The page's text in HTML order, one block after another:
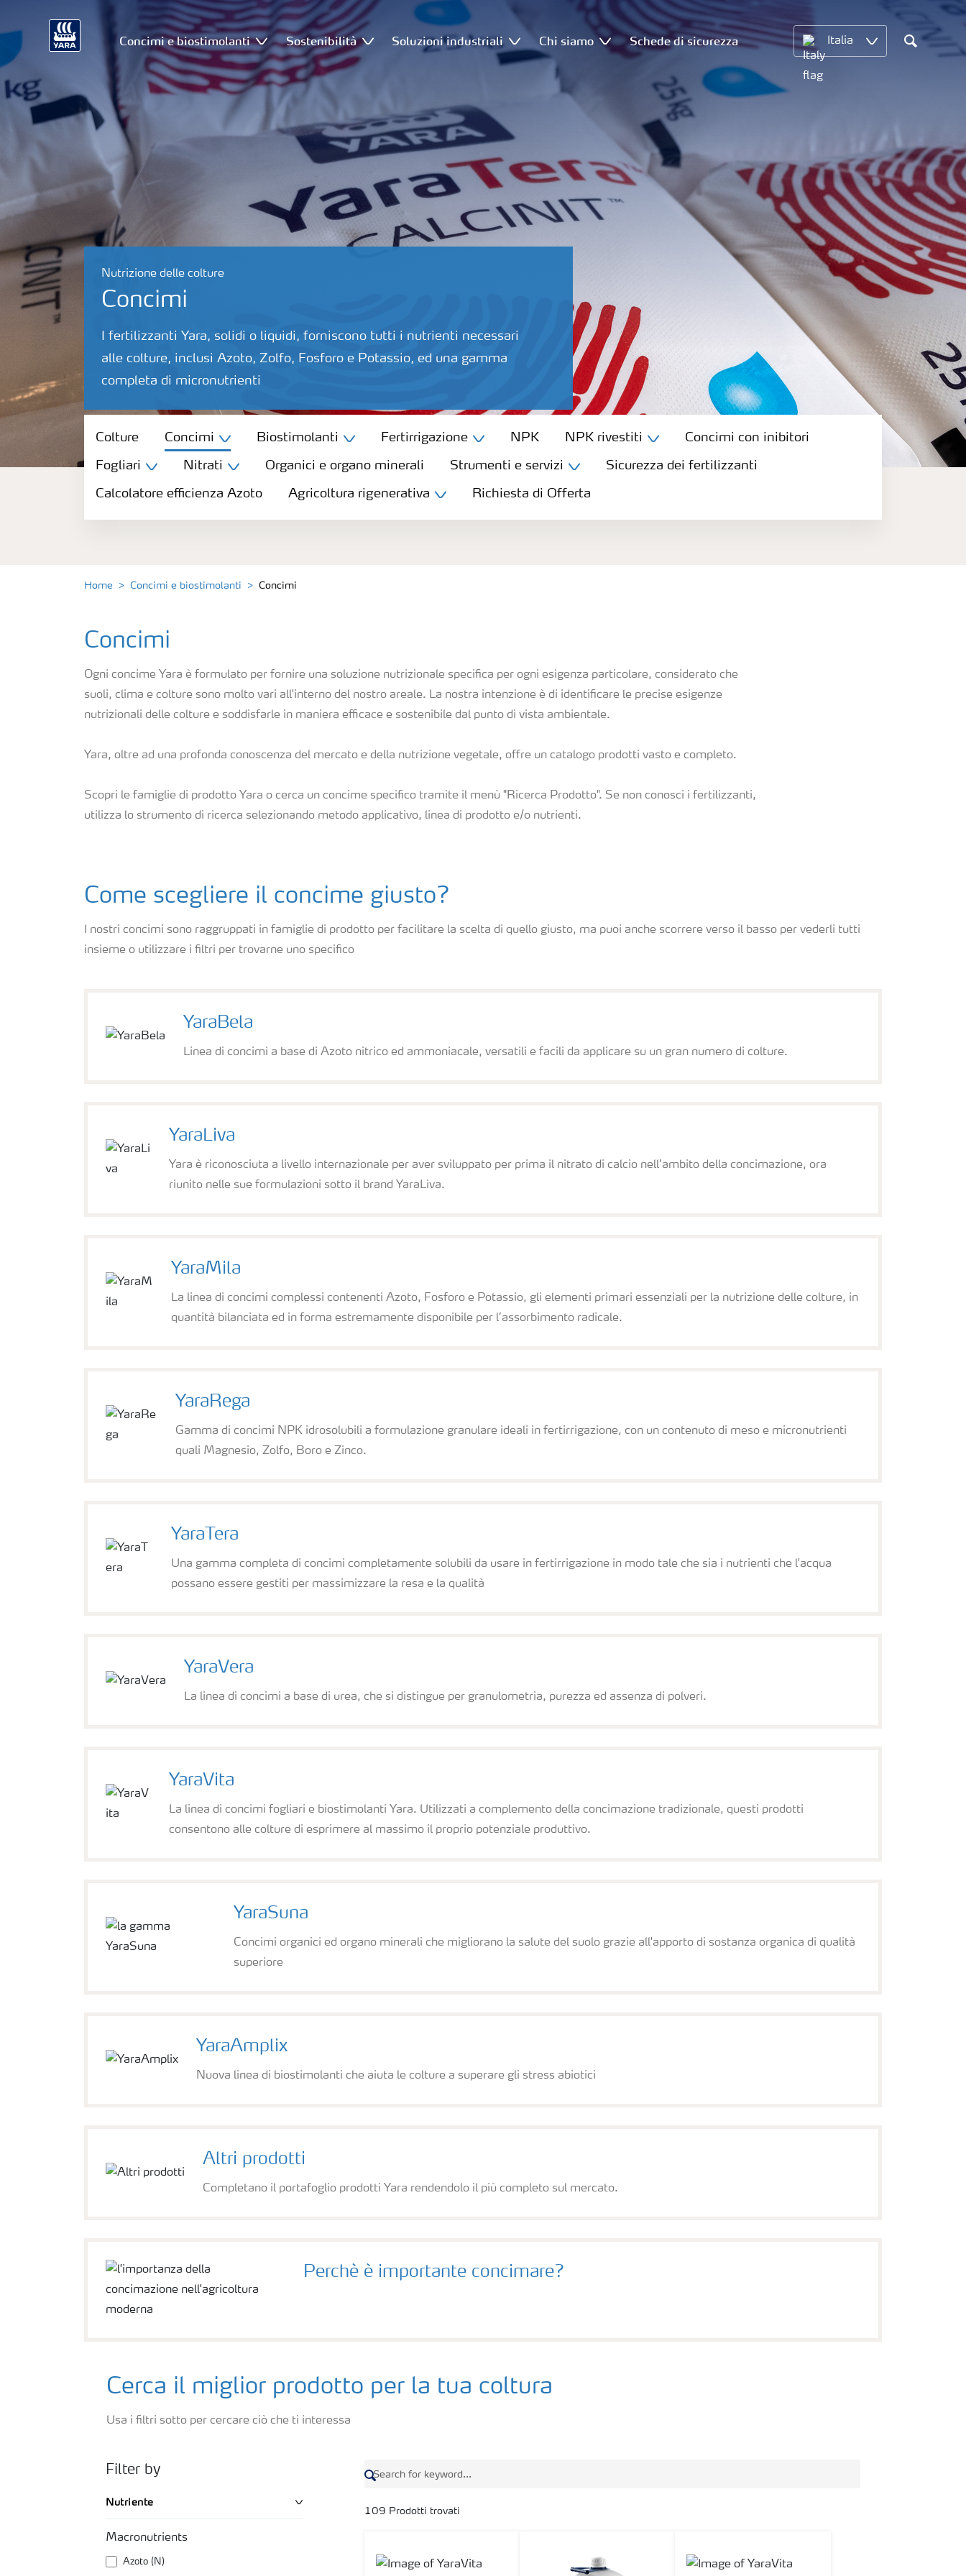
Concimi e biostimolanti Sostenibilità Soluzioni industriali Chi siamo Schede di sicurezza Italia
Search
Nutrizione delle colture
Concimi
I fertilizzanti Yara, solidi o liquidi, forniscono tutti i nutrienti necessari
alle colture, inclusi Azoto, Zolfo, Fosforo e Potassio, ed una gamma
completa di micronutrienti
Colture
Concimi con inibitori
Fogliari
Strumenti e servizi
Sicurezza dei fertilizzanti
Agricoltura rigenerativa
Colture Concimi Biostimolanti Fertirrigazione NPK NPK rivestiti Concimi con inibitori
Fogliari Nitrati Organici e organo minerali Strumenti e servizi Sicurezza dei fertilizzanti
Calcolatore efficienza Azoto Agricoltura rigenerativa Richiesta di Offerta
Home Concimi e biostimolanti Concimi
Concimi
Ogni concime Yara è formulato per fornire una soluzione nutrizionale specifica per ogni esigenza particolare, considerato che
suoli, clima e colture sono molto vari all'interno del nostro areale. La nostra intenzione è di identificare le precise esigenze
nutrizionali delle colture e soddisfarle in maniera efficace e sostenibile dal punto di vista ambientale.
Yara, oltre ad una profonda conoscenza del mercato e della nutrizione vegetale, offre un catalogo prodotti vasto e completo.
Scopri le famiglie di prodotto Yara o cerca un concime specifico tramite il menù "Ricerca Prodotto". Se non conosci i fertilizzanti,
utilizza lo strumento di ricerca selezionando metodo applicativo, linea di prodotto e/o nutrienti.
Come scegliere il concime giusto?
I nostri concimi sono raggruppati in famiglie di prodotto per facilitare la scelta di quello giusto, ma puoi anche scorrere verso il basso per vederli tutti
insieme o utilizzare i filtri per trovarne uno specifico
YaraBela
Linea di concimi a base di Azoto nitrico ed ammoniacale, versatili e facili da applicare su un gran numero di colture.
YaraLiva
Yara è riconosciuta a livello internazionale per aver sviluppato per prima il nitrato di calcio nell’ambito della concimazione, ora
riunito nelle sue formulazioni sotto il brand YaraLiva.
YaraMila
La linea di concimi complessi contenenti Azoto, Fosforo e Potassio, gli elementi primari essenziali per la nutrizione delle colture, in
quantità bilanciata ed in forma estremamente disponibile per l’assorbimento radicale.
YaraRega
Gamma di concimi NPK idrosolubili a formulazione granulare ideali in fertirrigazione, con un contenuto di meso e micronutrienti
quali Magnesio, Zolfo, Boro e Zinco.
YaraTera
Una gamma completa di concimi completamente solubili da usare in fertirrigazione in modo tale che sia i nutrienti che l'acqua
possano essere gestiti per massimizzare la resa e la qualità
YaraVera
La linea di concimi a base di urea, che si distingue per granulometria, purezza ed assenza di polveri.
YaraVita
La linea di concimi fogliari e biostimolanti Yara. Utilizzati a complemento della concimazione tradizionale, questi prodotti
consentono alle colture di esprimere al massimo il proprio potenziale produttivo.
YaraSuna
Concimi organici ed organo minerali che migliorano la salute del suolo grazie all'apporto di sostanza organica di qualità
superiore
YaraAmplix
Nuova linea di biostimolanti che aiuta le colture a superare gli stress abiotici
Altri prodotti
Completano il portafoglio prodotti Yara rendendolo il più completo sul mercato.
Perchè è importante concimare?
Cerca il miglior prodotto per la tua coltura
Usa i filtri sotto per cercare ciò che ti interessa
Filter by
Nutriente
Macronutrients
Azoto (N)
109 Prodotti trovati